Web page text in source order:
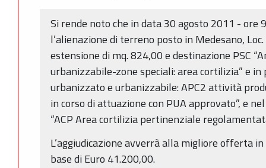
Si rende noto che in data 30 agosto 2011 - ore
l’alienazione di terreno posto in Medesano,
estensione di mq. 824,00 e destinazione PSC
urbanizzabile-zone speciali: area cortilizia” e
urbanizzato e urbanizzabile: APC2 attività
in corso di attuazione con PUA approvato”, e
“ACP Area cortilizia pertinenziale
L’aggiudicazione avverrà alla migliore offerta
base di Euro 41.200,00.